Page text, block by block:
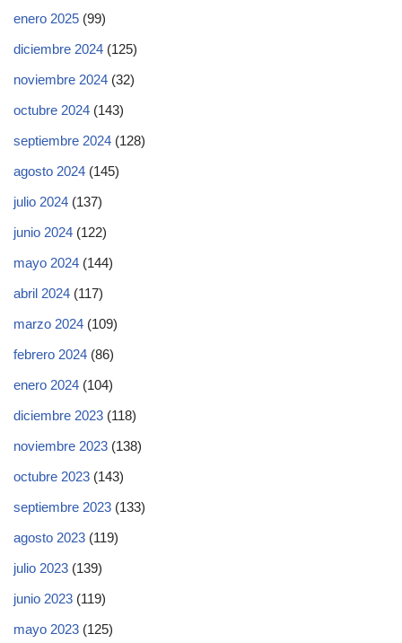
enero 2025 (99)
diciembre 2024 (125)
noviembre 2024 (32)
octubre 2024 (143)
septiembre 2024 (128)
agosto 2024 (145)
julio 2024 (137)
junio 2024 (122)
mayo 2024 (144)
abril 2024 (117)
marzo 2024 (109)
febrero 2024 (86)
enero 2024 (104)
diciembre 2023 (118)
noviembre 2023 (138)
octubre 2023 (143)
septiembre 2023 (133)
agosto 2023 (119)
julio 2023 (139)
junio 2023 (119)
mayo 2023 (125)